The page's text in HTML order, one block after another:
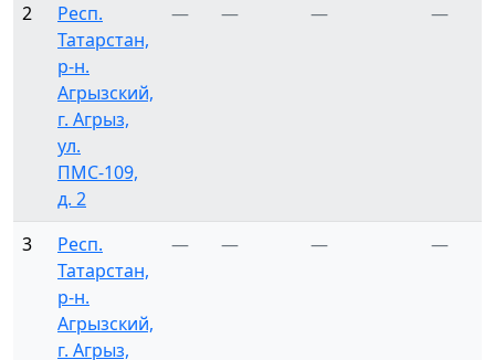
2
Респ.
Татарстан,
р-н.
Агрызский,
г. Агрыз,
ул.
ПМС-109,
д. 2
— — — —
3
Респ.
Татарстан,
р-н.
Агрызский,
г. Агрыз,
— — — —